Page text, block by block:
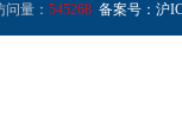
量： 545268 备案号：沪